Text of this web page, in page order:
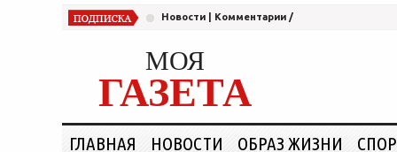
Новости Комментарии /
МОЯ
ГАЗЕТА
ГЛАВНАЯ НОВОСТИ ОБРАЗ ЖИЗНИ